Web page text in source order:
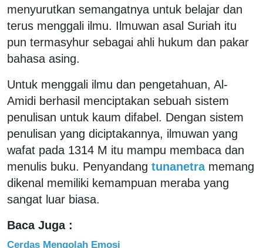
menyurutkan semangatnya untuk belajar dan
terus menggali ilmu. Ilmuwan asal Suriah itu
pun termasyhur sebagai ahli hukum dan pakar
bahasa asing.
Untuk menggali ilmu dan pengetahuan, Al-
Amidi berhasil menciptakan sebuah sistem
penulisan untuk kaum difabel. Dengan sistem
penulisan yang diciptakannya, ilmuwan yang
wafat pada 1314 M itu mampu membaca dan
menulis buku. Penyandang tunanetra memang
dikenal memiliki kemampuan meraba yang
sangat luar biasa.
Baca Juga :
Cerdas Mengolah Emosi